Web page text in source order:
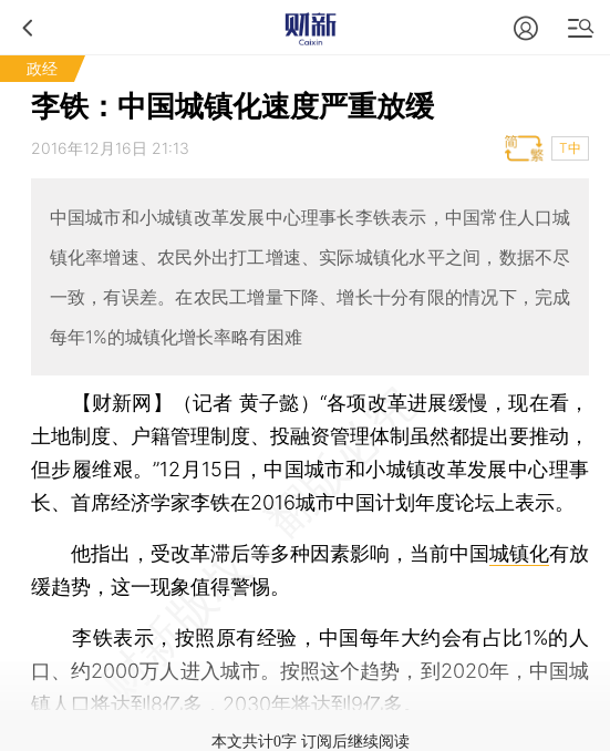
政经
李铁：中国城镇化速度严重放缓
2016年12月16日 21:13 T中
中国城市和小城镇改革发展中心理事长李铁表示，中国常住人口城
镇化率增速、农民外出打工增速、实际城镇化水平之间，数据不尽
一致，有误差。在农民工增量下降、增长十分有限的情况下，完成
每年1%的城镇化增长率略有困难
【财新网】（记者 黄子懿） “各项改革进展缓慢，现在看，
土地制度、户籍管理制度、投融资管理体制虽然都提出要推动，
但步履维艰。”12月15日，中国城市和小城镇改革发展中心理事
长、首席经济学家李铁在2016城市中国计划年度论坛上表示。
他指出，受改革滞后等多种因素影响，当前中国城镇化有放
缓趋势，这一现象值得警惕。
李铁表示，按照原有经验，中国每年大约会有占比1%的人
口、约2000万人进入城市。按照这个趋势，到2020年，中国城
镇人口将达到8亿多，2030年将达到9亿多。
本文共计0字 订阅后继续阅读